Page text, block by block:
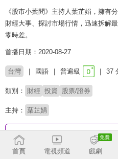
《股市小葉問》主持人葉芷娟，擁有
財經大事、探討市場行情，迅速拆解
零時差。
首播日期：2020-08-27
台灣 國語 普遍級 37
類別： 財經 投資 股票/證券
主持： 葉芷娟
收回
首頁 電視頻道 戲劇